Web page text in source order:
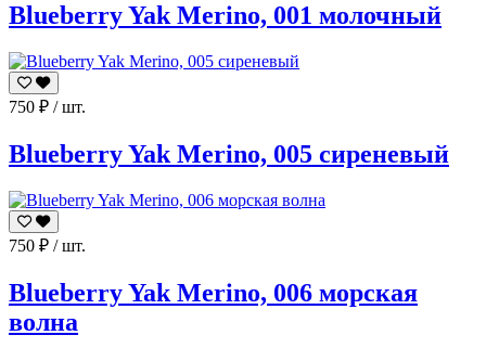
Blueberry Yak Merino, 001 молочный
750 ₽ / шт.
Blueberry Yak Merino, 005 сиреневый
750 ₽ / шт.
Blueberry Yak Merino, 006 морская
волна